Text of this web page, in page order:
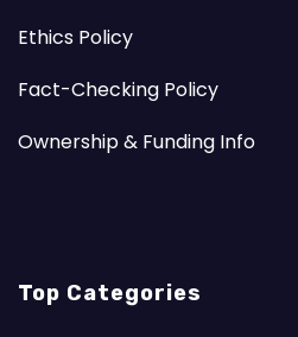
Ethics Policy
Fact-Checking Policy
Ownership & Funding Info
Top Categories